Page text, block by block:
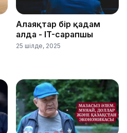
Алаяқтар бір қадам
алда - IT-сарапшы
25 шілде, 2025